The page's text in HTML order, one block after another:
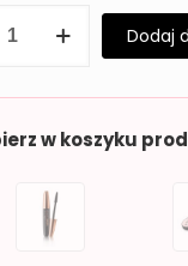
Dodaj
w koszyku